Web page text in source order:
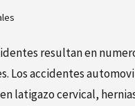
resultan en
Los accidentes
latigazo cervical,